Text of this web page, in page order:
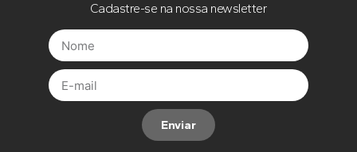
Cadastre-se na nossa newsletter
Enviar